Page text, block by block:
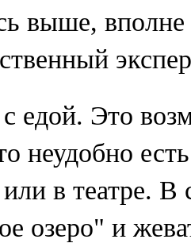
выше, вполне
едой. Это
неудобно
в театре. В
озеро" и